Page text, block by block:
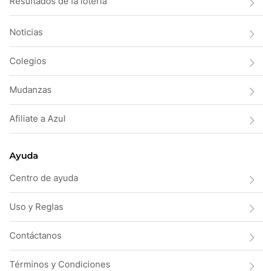
Noticias
Colegios
Mudanzas
Afiliate a Azul
Ayuda
Centro de ayuda
Uso y Reglas
Contáctanos
Términos y Condiciones